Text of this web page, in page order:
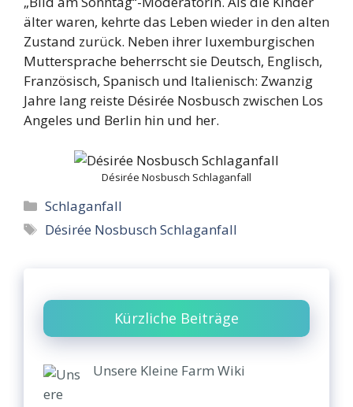
älter waren, kehrte das Leben wieder in den alten
Zustand zurück. Neben ihrer luxemburgischen
Muttersprache beherrscht sie Deutsch, Englisch,
Französisch, Spanisch und Italienisch: Zwanzig
Jahre lang reiste Désirée Nosbusch zwischen Los
Angeles und Berlin hin und her.
Désirée Nosbusch Schlaganfall
Categories
Schlaganfall
Tags
Désirée Nosbusch Schlaganfall
Kürzliche Beiträge
Unsere Kleine Farm Wiki